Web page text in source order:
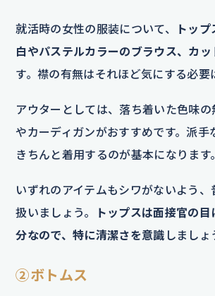
就活時の女性の服装について、
トッ
白やパステルカラーのブラウス、カッ
す。襟の有無はそれほど気にする必要
アウターとしては、落ち着いた色味の
やカーディガンがおすすめです。派手
きちんと着用するのが基本になります。
いずれのアイテムもシワがないよう、
扱いましょう。
トップスは面接官の
分なので、特に清潔さを意識 しましょ
②ボトムス